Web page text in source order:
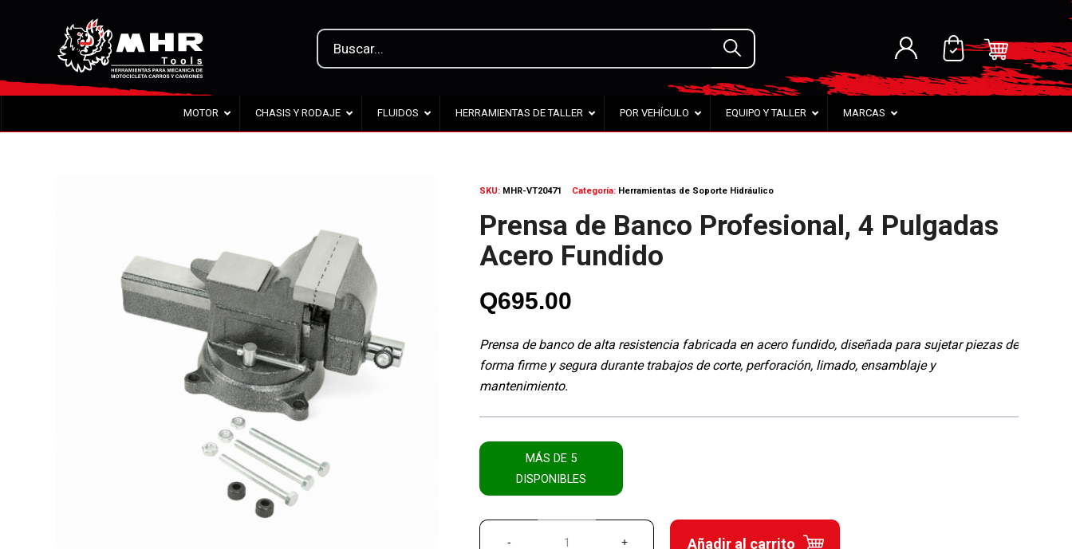
MOTOR CHASIS Y RODAJE FLUIDOS HERRAMIENTAS DE TALLER POR VEHÍCULO EQUIPO Y TALLER MARCAS
SKU: MHR-VT20471 Categoría: Herramientas de Soporte Hidráulico
Prensa de Banco Profesional, 4 Pulgadas
Acero Fundido
Q695.00
Prensa de banco de alta resistencia fabricada en acero fundido, diseñada para sujetar piezas de
forma firme y segura durante trabajos de corte, perforación, limado, ensamblaje y
mantenimiento.
MÁS DE 5
DISPONIBLES
Añadir al carrito